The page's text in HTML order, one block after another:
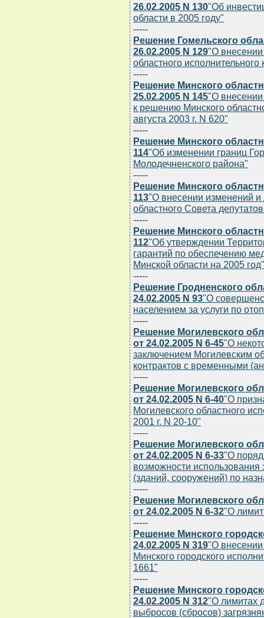
26.02.2005 N 130"Об
области в 2005 году"
-----
Решение Гомельского
26.02.2005 N 129"О
областного
-----
Решение Минского
25.02.2005 N 145"О
к решению Минского
августа 2003 г. N 620"
-----
Решение Минского
114"Об изменении границ
Молодечненского района"
-----
Решение Минского
113"О внесении изменений
областного Совета
-----
Решение Минского
112"Об утверждении
гарантий по обеспечению
Минской области на 2005 год"
-----
Решение Гродненского
24.02.2005 N 93"О
населением за услуги по
-----
Решение Могилевского
от 24.02.2005 N 6-45"О
заключением Могилевским
контрактов с временными
-----
Решение Могилевского
от 24.02.2005 N 6-40"О
Могилевского областного
2001 г. N 20-10"
-----
Решение Могилевского
от 24.02.2005 N 6-33"О
возможности
(зданий, сооружений) по
-----
Решение Могилевского
от 24.02.2005 N 6-32"О
-----
Решение Минского
24.02.2005 N 319"О
Минского городского
1661"
-----
Решение Минского
24.02.2005 N 312"О лимитах
выбросов (сбросов)